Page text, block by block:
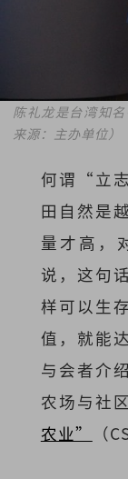
陈礼龙是台湾知
来源：主办单位）
何谓“立
田自然是
量才高，
说，这句
样可以生
值，就能
与会者介
农场与社
农业”
（